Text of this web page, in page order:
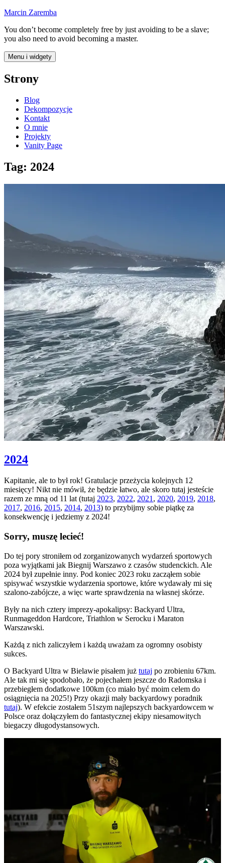
Przejdź
treści
Marcin Zaremba
You don’t become completely free by just avoiding to be a slave;
you also need to avoid becoming a master.
Menu i widgety
Strony
Blog
Dekompozycje
Kontakt
O mnie
Projekty
Vanity Page
Tag: 2024
2024
Kapitanie, ale to był rok! Gratulacje przeżycia kolejnych 12
miesięcy! Nikt nie mówił, że będzie łatwo, ale skoro tutaj jesteście
razem ze mną od 11 lat (tutaj 2023, 2022, 2021, 2020, 2019, 2018,
2017, 2016, 2015, 2014, 2013) to przybijmy sobie piątkę za
konsekwencję i jedziemy z 2024!
Sorry, muszę lecieć!
Do tej pory stroniłem od zorganizowanych wydarzeń sportowych
poza wyjątkami jak Biegnij Warszawo z czasów studenckich. Ale
2024 był zupełnie inny. Pod koniec 2023 roku zacząłem sobie
spisywać wszystkie wydarzenia sportowe, które wydawały mi się
szalono-zabójcze, a więc warte sprawdzenia na własnej skórze.
Były na nich cztery imprezy-apokalipsy: Backyard Ultra,
Runmageddon Hardcore, Triathlon w Serocku i Maraton
Warszawski.
Każdą z nich zaliczyłem i każdą uważam za ogromny osobisty
sukces.
O Backyard Ultra w Bielawie pisałem już tutaj po zrobieniu 67km.
Ale tak mi się spodobało, że pojechałem jeszcze do Radomska i
przebiegłem dodatkowe 100km (co miało być moim celem do
osiągnięcia na 2025!) Przy okazji mały backyardowy poradnik
tutaj). W efekcie zostałem 51szym najlepszych backyardowcem w
Polsce oraz dołączyłem do fantastycznej ekipy niesamowitych
biegaczy długodystansowych.